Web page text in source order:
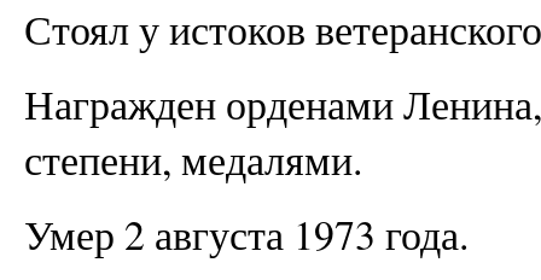
Стоял у истоков
Награжден орденами
степени, медалями.
Умер 2 августа 1973 года.